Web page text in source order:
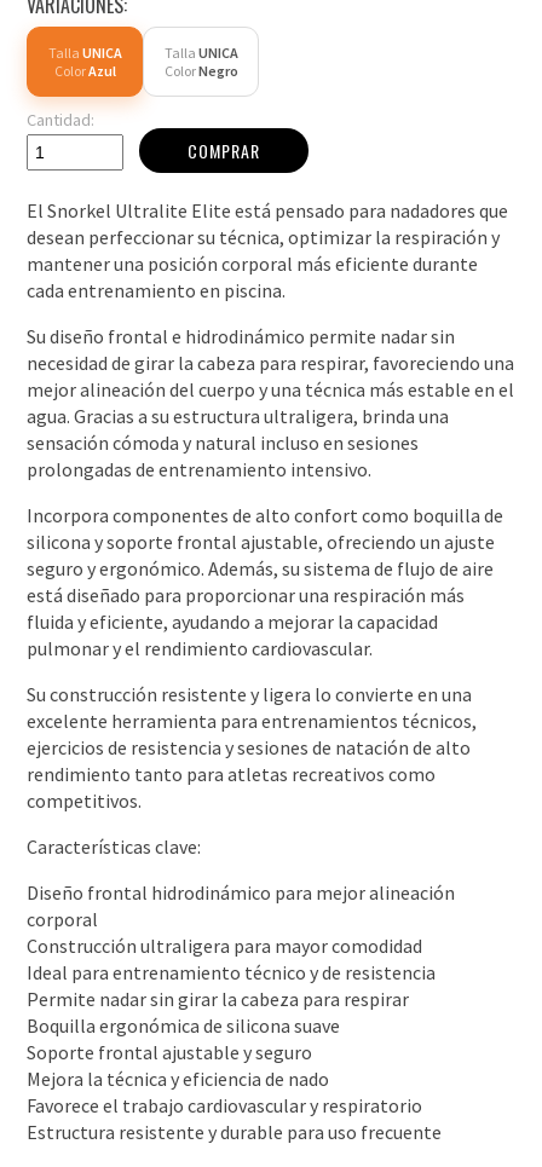
Talla UNICA
ColorAzul
Talla UNICA
ColorNegro
Cantidad:
COMPRAR
El Snorkel Ultralite Elite está pensado para nadadores que
desean perfeccionar su técnica, optimizar la respiración y
mantener una posición corporal más eficiente durante
cada entrenamiento en piscina.
Su diseño frontal e hidrodinámico permite nadar sin
necesidad de girar la cabeza para respirar, favoreciendo una
mejor alineación del cuerpo y una técnica más estable en el
agua. Gracias a su estructura ultraligera, brinda una
sensación cómoda y natural incluso en sesiones
prolongadas de entrenamiento intensivo.
Incorpora componentes de alto confort como boquilla de
silicona y soporte frontal ajustable, ofreciendo un ajuste
seguro y ergonómico. Además, su sistema de flujo de aire
está diseñado para proporcionar una respiración más
fluida y eficiente, ayudando a mejorar la capacidad
pulmonar y el rendimiento cardiovascular.
Su construcción resistente y ligera lo convierte en una
excelente herramienta para entrenamientos técnicos,
ejercicios de resistencia y sesiones de natación de alto
rendimiento tanto para atletas recreativos como
competitivos.
Características clave:
Diseño frontal hidrodinámico para mejor alineación
corporal
Construcción ultraligera para mayor comodidad
Ideal para entrenamiento técnico y de resistencia
Permite nadar sin girar la cabeza para respirar
Boquilla ergonómica de silicona suave
Soporte frontal ajustable y seguro
Mejora la técnica y eficiencia de nado
Favorece el trabajo cardiovascular y respiratorio
Estructura resistente y durable para uso frecuente